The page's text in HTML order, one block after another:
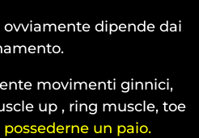
dipende dai
movimenti ginnici,
up , ring muscle, toe
un paio.